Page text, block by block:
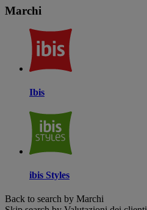
Marchi
Ibis
ibis Styles
Back to search by Marchi